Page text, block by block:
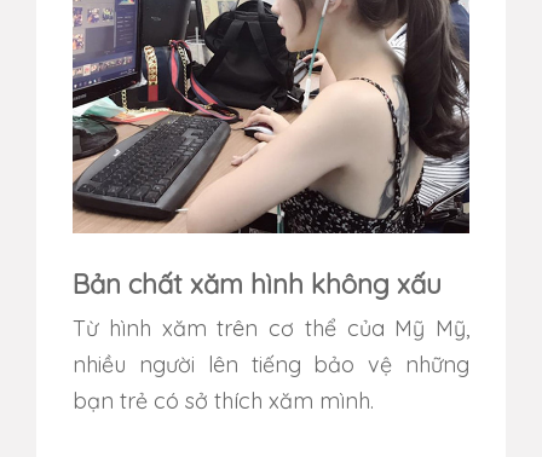
Bản chất xăm hình không xấu
Từ hình xăm trên cơ thể của Mỹ Mỹ,
nhiều người lên tiếng bảo vệ những
bạn trẻ có sở thích xăm mình.